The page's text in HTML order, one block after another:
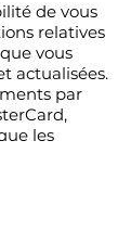
de vous
relatives
vous
actualisées.
par
les